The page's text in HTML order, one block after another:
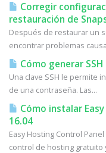
Corregir
restauración de
Después de restaurar un
encontrar problemas
Cómo generar SSH
Una clave SSH le permite
de una contraseña. Las...
Cómo instalar
16.04
Easy Hosting Control
control de hosting gratuito